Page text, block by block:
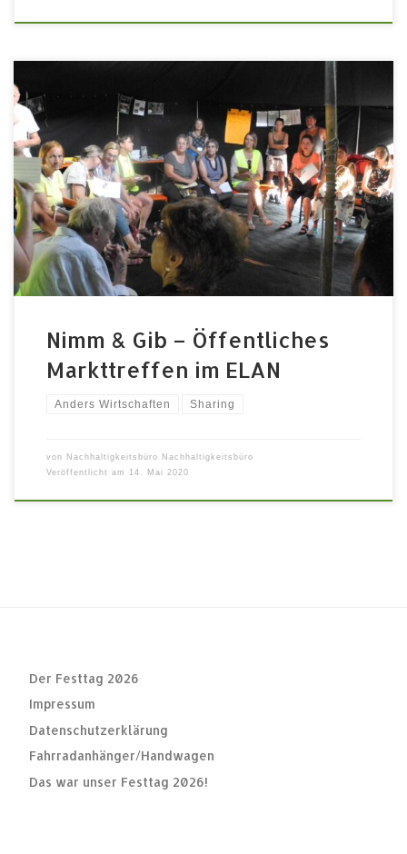
Tauschen statt wegwerfen – Teilen statt kaufen
Mittwoch 15.7.2020 19 Uhr im ELAN, Außengelände,
Kapellenstraße 47, Fürth Waren und Dienstleistungen
erhalten, ohne dafür mit Geld zu bezahlen? Teil eines
Kreises von Menschen zu sein, die auch gemeinsame
Unternehmungen wertschätzen? Und dabei die
eigenen Talente entdecken und in ein großes
Netzwerk […]
Nimm & Gib – Öffentliches
Markttreffen im ELAN
Anders Wirtschaften Sharing
von Nachhaltigkeitsbüro Nachhaltigkeitsbüro
Veröffentlicht am
14. Mai 2020
Der Festtag 2026
Impressum
Datenschutzerklärung
Fahrradanhänger/Handwagen
Das war unser Festtag 2026!